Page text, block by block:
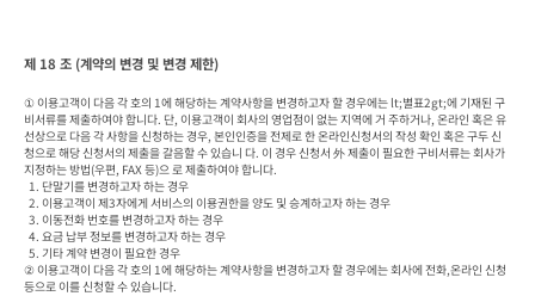
제 18 조 (계약의 변경 및 변경 제한)
① 이용고객이 다음 각 호의 1에 해당하는 계약사항을 변경하고자 할 경우에는 lt;별표2gt;에 기재된 구
비서류를 제출하여야 합니다. 단, 이용고객이 회사의 영업점이 없는 지역에 거 주하거나, 온라인 혹은 유
선상으로 다음 각 사항을 신청하는 경우, 본인인증을 전제로 한 온라인신청서의 작성 확인 혹은 구두 신
청으로 해당 신청서의 제출을 갈음할 수 있습니 다. 이 경우 신청서 外 제출이 필요한 구비서류는 회사가
지정하는 방법(우편, FAX 등)으 로 제출하여야 합니다.
② 이용고객이 다음 각 호의 1에 해당하는 계약사항을 변경하고자 할 경우에는 회사에 전화,온라인 신청
등으로 이를 신청할 수 있습니다.